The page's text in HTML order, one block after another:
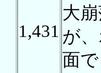
1,431
大
が
面